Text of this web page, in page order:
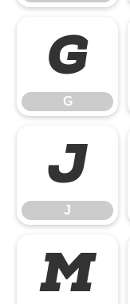
G
G
J
J
M